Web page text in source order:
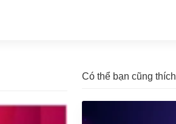
Có thể bạn cũng thích